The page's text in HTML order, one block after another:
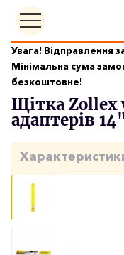
Увага! Відправлення
Мінімальна сума
безкоштовне!
Щітки склоочисників
Щітка Zollex
Щітка Zollex
адаптерів